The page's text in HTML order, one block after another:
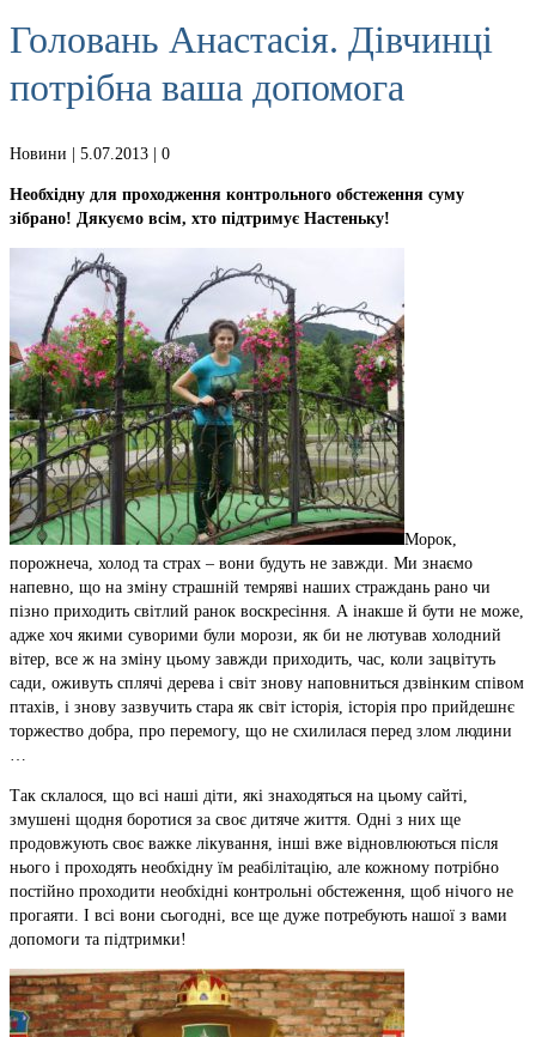
Головань Анастасія. Дівчинці
потрібна ваша допомога
Новини | 5.07.2013 | 0
Необхідну для проходження контрольного обстеження суму
зібрано! Дякуємо всім, хто підтримує Настеньку!
Морок,
порожнеча, холод та страх – вони будуть не завжди. Ми знаємо
напевно, що на зміну страшній темряві наших страждань рано чи
пізно приходить світлий ранок воскресіння. А інакше й бути не може,
адже хоч якими суворими були морози, як би не лютував холодний
вітер, все ж на зміну цьому завжди приходить, час, коли зацвітуть
сади, оживуть сплячі дерева і світ знову наповниться дзвінким співом
птахів, і знову зазвучить стара як світ історія, історія про прийдешнє
торжество добра, про перемогу, що не схилилася перед злом людини
…
Так склалося, що всі наші діти, які знаходяться на цьому сайті,
змушені щодня боротися за своє дитяче життя. Одні з них ще
продовжують своє важке лікування, інші вже відновлюються після
нього і проходять необхідну їм реабілітацію, але кожному потрібно
постійно проходити необхідні контрольні обстеження, щоб нічого не
прогаяти. І всі вони сьогодні, все ще дуже потребують нашої з вами
допомоги та підтримки!